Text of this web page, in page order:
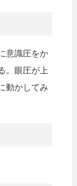
意識圧をか
。眼圧が上
動かしてみ